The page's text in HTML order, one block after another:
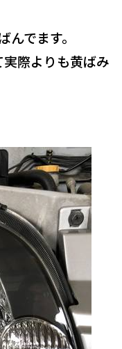
でます。
際よりも黄ばみ